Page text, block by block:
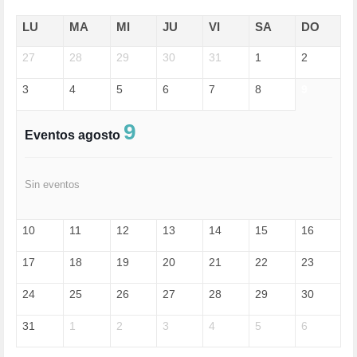
EDGAR MORIN (1)
EMIGRACIÓN (4)
ESPECULACIÓN (2)
FELICIDAD (1)
FRANCISCO (5)
GUERRA (133)
HUMOR (1)
IA (1)
INMIGRACIÓN (145)
LU MA MI JU VI SA DO
27 28 29 30 31 1 2
3 4 5 6 7 8
Eventos agosto 9
Sin eventos
10 11 12 13 14 15 16
17 18 19 20 21 22 23
24 25 26 27 28 29 30
31 1 2 3 4 5 6